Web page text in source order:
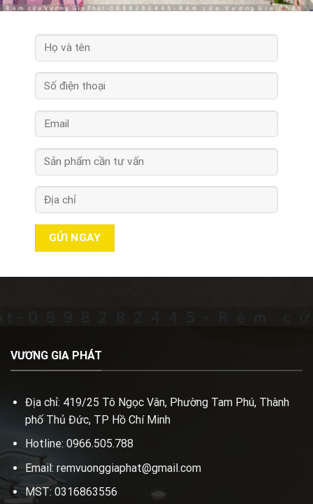
VƯƠNG GIA PHÁT
Địa chỉ: 419/25 Tô Ngọc Vân, Phường Tam Phú, Thành
phố Thủ Đức, TP Hồ Chí Minh
Hotline: 0966.505.788
Email: remvuonggiaphat@gmail.com
MST: 0316863556